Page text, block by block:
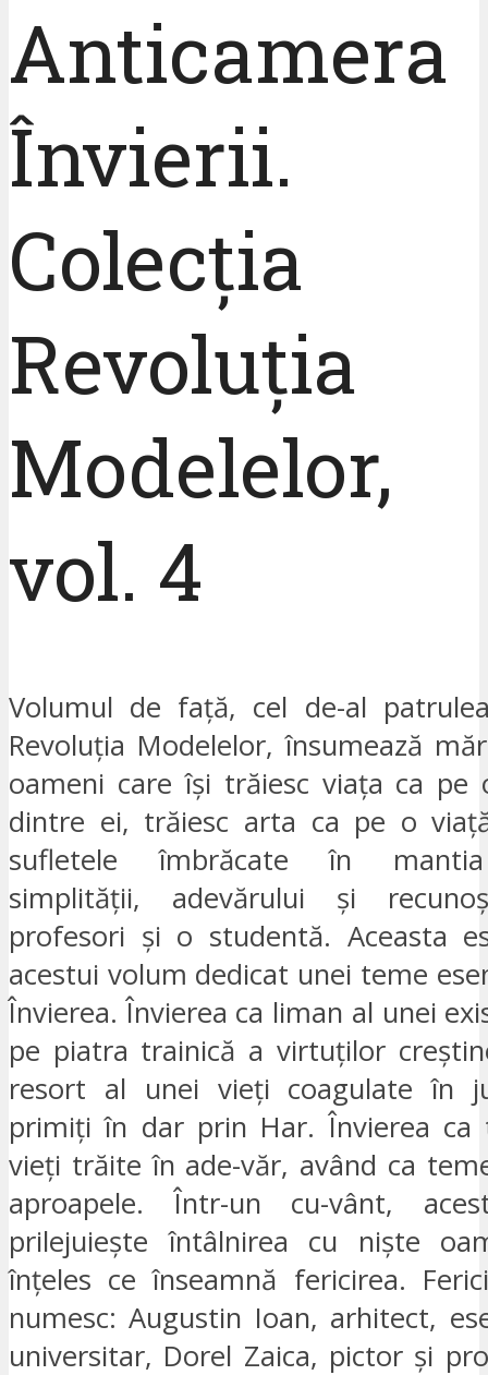
Anticamera
Învierii.
Colecția
Revoluția
Modelelor,
vol. 4
Volumul de față, cel de-al
Revoluția Modelelor, însumează
oameni care își trăiesc viața ca
dintre ei, trăiesc arta ca pe o
sufletele îmbrăcate în
simplității, adevărului și
profesori și o studentă. Aceasta
acestui volum dedicat unei teme
Învierea. Învierea ca liman al unei
pe piatra trainică a virtuților
resort al unei vieți coagulate în
primiți în dar prin Har. Învierea ca
vieți trăite în ade-văr, având ca
aproapele. Într-un cu-vânt,
prilejuiește întâlnirea cu niște
înțeles ce înseamnă fericirea.
numesc: Augustin Ioan, arhitect,
universitar, Dorel Zaica, pictor și